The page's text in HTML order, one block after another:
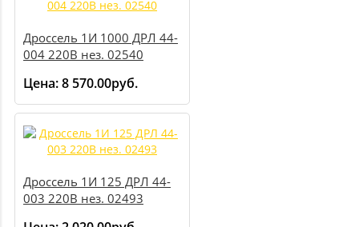
Дроссель 1И 1000 ДРЛ 44-
004 220В нез. 02540
Цена:8 570.00руб.
Дроссель 1И 125 ДРЛ 44-
003 220В нез. 02493